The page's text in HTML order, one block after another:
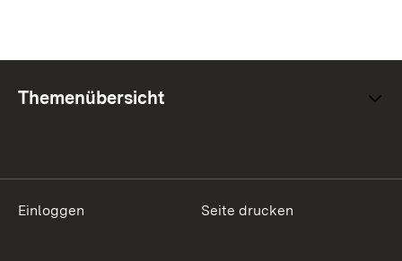
Themenübersicht
Einloggen Seite drucken